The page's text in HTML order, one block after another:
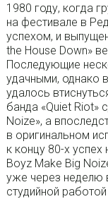
1980 году, когда
на фестивале в
успехом, и
the House Down»
Последующие
удачными, однако
удалось
банда «Quiet Riot»
Noize», а
в оригинальном
к концу 80-х успех
Boyz Make Big
уже через неделю
студийной